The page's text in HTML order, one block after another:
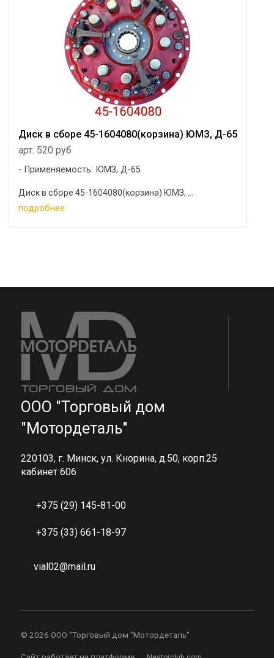
Диск в сборе 45-1604080(корзина) ЮМЗ, Д-65
арт. 520 руб
Применяемость: ЮМЗ, Д-65
Диск в сборе 45-1604080(корзина) ЮМЗ, ...
подробнее
ООО "Торговый дом
"Мотордеталь"
220103, г. Минск, ул. Кнорина, д.50, корп.25
кабинет 606
+375 (29) 145-81-00
+375 (33) 661-18-97
vial02@mail.ru
© 2026 ООО "Торговый дом "Мотордеталь"